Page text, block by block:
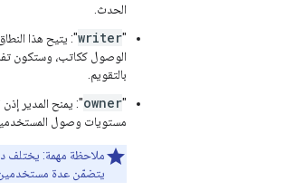
الحدث.
"
writer": يتيح هذا
الوصول ككاتب، وستكون
بالتقويم.
"
owner": يمنح المدير
مستويات وصول
ملاحظة مهمة: يختلف
يتضمّن عدة مستخدمين